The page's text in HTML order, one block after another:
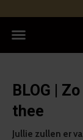
BLOG |
thee
Jullie zullen er